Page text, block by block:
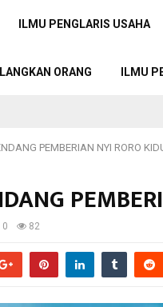
ILMU PENGLARIS USAHA
ORANG ILMU
PEMBERIAN NYI RORO
0 82